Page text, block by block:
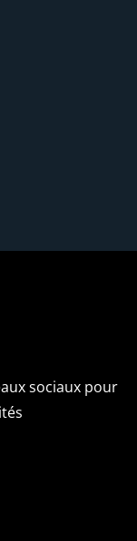
sociaux pour